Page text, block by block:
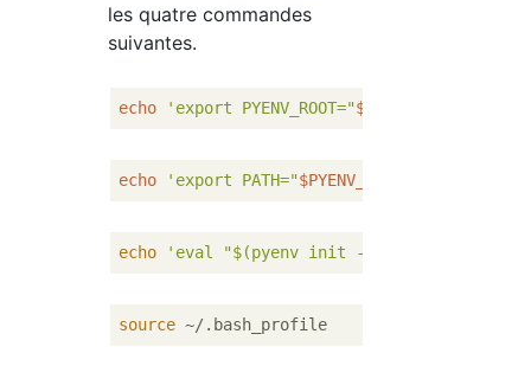
les quatre commandes
suivantes.
echo 'export PYENV_ROOT="$HOME
echo 'export PATH="$PYENV_ROOT
echo 'eval "$(pyenv init -)"'
source